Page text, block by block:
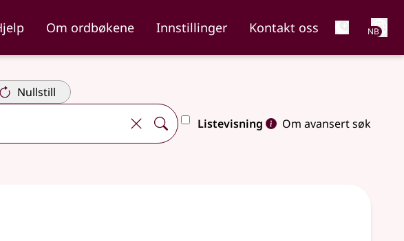
Om ordbøkene Innstillinger Kontakt oss NB
Nullstill
Listevisning Om avansert søk